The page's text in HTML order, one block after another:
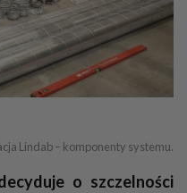
Lindab – komponenty systemu.
o szczelności